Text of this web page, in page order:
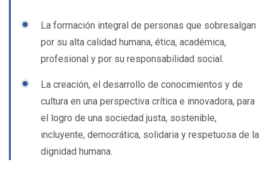
La formación integral de personas que sobresalgan
por su alta calidad humana, ética, académica,
profesional y por su responsabilidad social.
La creación, el desarrollo de conocimientos y de
cultura en una perspectiva crítica e innovadora, para
el logro de una sociedad justa, sostenible,
incluyente, democrática, solidaria y respetuosa de la
dignidad humana.